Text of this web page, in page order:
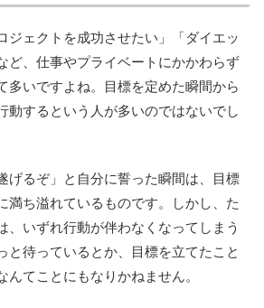
ジェクトを成功させたい」「ダイエッ
ど、仕事やプライベートにかかわらず
多いですよね。目標を定めた瞬間から
動するという人が多いのではないでし
げるぞ」と自分に誓った瞬間は、目標
満ち溢れているものです。しかし、た
、いずれ行動が伴わなくなってしまう
と待っているとか、目標を立てたこと
んてことにもなりかねません。